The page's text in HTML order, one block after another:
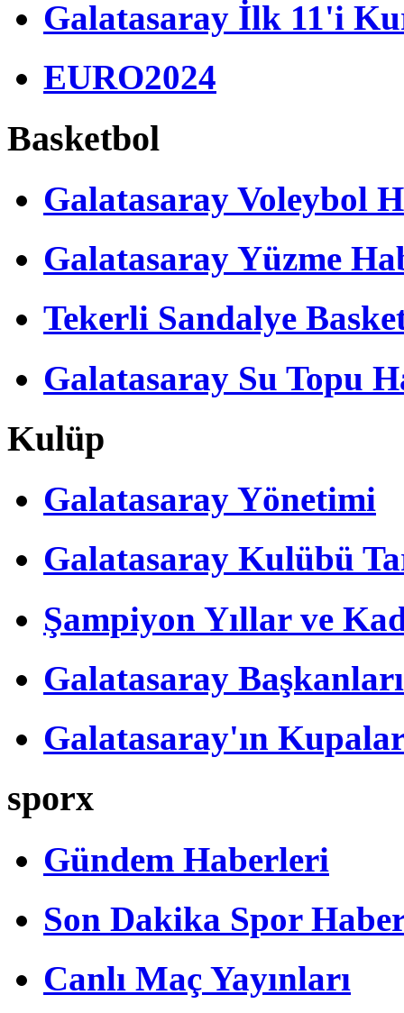
Galatasaray İlk 11'i
EURO2024
Basketbol
Galatasaray Voleybol
Galatasaray Yüzme
Tekerli Sandalye
Galatasaray Su Topu
Kulüp
Galatasaray Yönetimi
Galatasaray Kulübü
Şampiyon Yıllar ve
Galatasaray Başkanları
Galatasaray'ın
sporx
Gündem Haberleri
Son Dakika Spor
Canlı Maç Yayınları